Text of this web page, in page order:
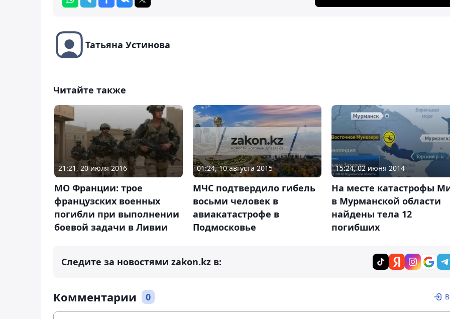
Татьяна Устинова
Читайте также
21:21, 20 июля 2016
МО Франции: трое
французских военных
погибли при выполнении
боевой задачи в Ливии
01:24, 10 августа 2015
МЧС подтвердило гибель
восьми человек в
авиакатастрофе в
Подмосковье
15:24, 02 июня 2014
На месте катастрофы
в Мурманской области
найдены тела 12
погибших
Следите за новостями zakon.kz в:
Комментарии 0